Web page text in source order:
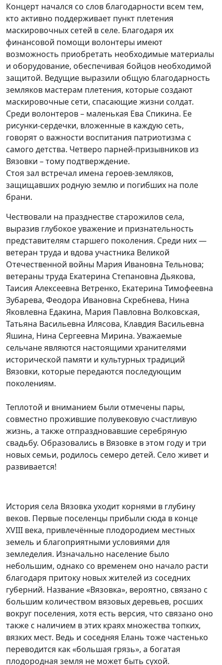
Концерт начался со слов благодарности всем тем,
кто активно поддерживает пункт плетения
маскировочных сетей в селе. Благодаря их
финансовой помощи волонтеры имеют
возможность приобретать необходимые материалы
и оборудование, обеспечивая бойцов необходимой
защитой. Ведущие выразили общую благодарность
земляков мастерам плетения, которые создают
маскировочные сети, спасающие жизни солдат.
Среди волонтеров – маленькая Ева Спикина. Ее
рисунки-сердечки, вложенные в каждую сеть,
говорят о важности воспитания патриотизма с
самого детства. Четверо парней-призывников из
Вязовки – тому подтверждение.
Стоя зал встречал имена героев-земляков,
защищавших родную землю и погибших на поле
брани.
Чествовали на празднестве старожилов села,
выразив глубокое уважение и признательность
представителям старшего поколения. Среди них —
ветеран труда и вдова участника Великой
Отечественной войны Мария Ивановна Тельнова;
ветераны труда Екатерина Степановна Дьякова,
Таисия Алексеевна Ветренко, Екатерина Тимофеевна
Зубарева, Феодора Ивановна Скребнева, Нина
Яковлевна Едакина, Мария Павловна Волковская,
Татьяна Васильевна Илясова, Клавдия Васильевна
Яшина, Нина Сергеевна Мирина. Уважаемые
сельчане являются настоящими хранителями
исторической памяти и культурных традиций
Вязовки, которые передаются последующим
поколениям.
Теплотой и вниманием были отмечены пары,
совместно прожившие полувековую счастливую
жизнь, а также отпраздновавшие серебряную
свадьбу. Образовались в Вязовке в этом году и три
новых семьи, родилось семеро детей. Село живет и
развивается!
История села Вязовка уходит корнями в глубину
веков. Первые поселенцы прибыли сюда в конце
XVIII века, привлечённые плодородием местных
земель и благоприятными условиями для
земледелия. Изначально население было
небольшим, однако со временем оно начало расти
благодаря притоку новых жителей из соседних
губерний. Название «Вязовка», вероятно, связано с
большим количеством вязовых деревьев, росших
вокруг поселения, хотя есть версия, что связано оно
также с наличием в этих краях множества топких,
вязких мест. Ведь и соседняя Елань тоже частенько
переводится как «большая грязь», а богатая
плодородная земля не может быть сухой.